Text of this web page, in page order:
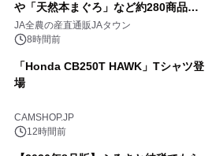
や「天然本まぐろ」など約280商品を
販売！～毎月１０日の定例企画～
JA全農の産直通販JAタウン
8時間前
「Honda CB250T HAWK」Tシャツ登
場
CAMSHOP.JP
12時間前